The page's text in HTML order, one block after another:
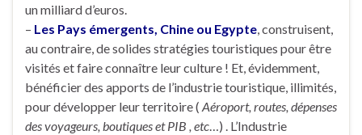
un milliard d’euros.
– Les Pays émergents, Chine ou Egypte, construisent,
au contraire, de solides stratégies touristiques pour être
visités et faire connaître leur culture ! Et, évidemment,
bénéficier des apports de l’industrie touristique, illimités,
pour développer leur territoire ( Aéroport, routes, dépenses
des voyageurs, boutiques et PIB , etc…) . L’Industrie